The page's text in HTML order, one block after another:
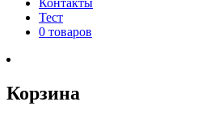
Контакты
Тест
0 товаров
Корзина